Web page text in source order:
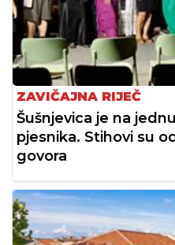
ZAVIČAJNA RIJEČ
Šušnjevica je na
pjesnika. Stihovi su
govora